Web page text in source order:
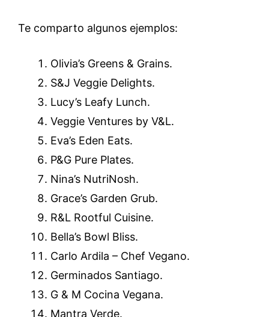
Te comparto algunos ejemplos:
Olivia’s Greens & Grains.
S&J Veggie Delights.
Lucy’s Leafy Lunch.
Veggie Ventures by V&L.
Eva’s Eden Eats.
P&G Pure Plates.
Nina’s NutriNosh.
Grace’s Garden Grub.
R&L Rootful Cuisine.
Bella’s Bowl Bliss.
Carlo Ardila – Chef Vegano.
Germinados Santiago.
G & M Cocina Vegana.
Mantra Verde.